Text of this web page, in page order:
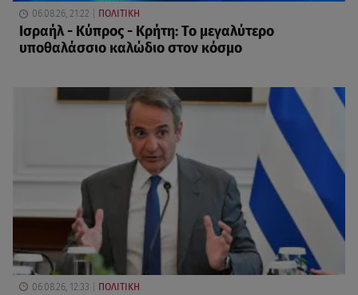
06.08.26, 21:22 ΠΟΛΙΤΙΚΗ
Ισραήλ - Κύπρος - Κρήτη: Το μεγαλύτερο
υποθαλάσσιο καλώδιο στον κόσμο
06.08.26, 12:33 ΠΟΛΙΤΙΚΗ